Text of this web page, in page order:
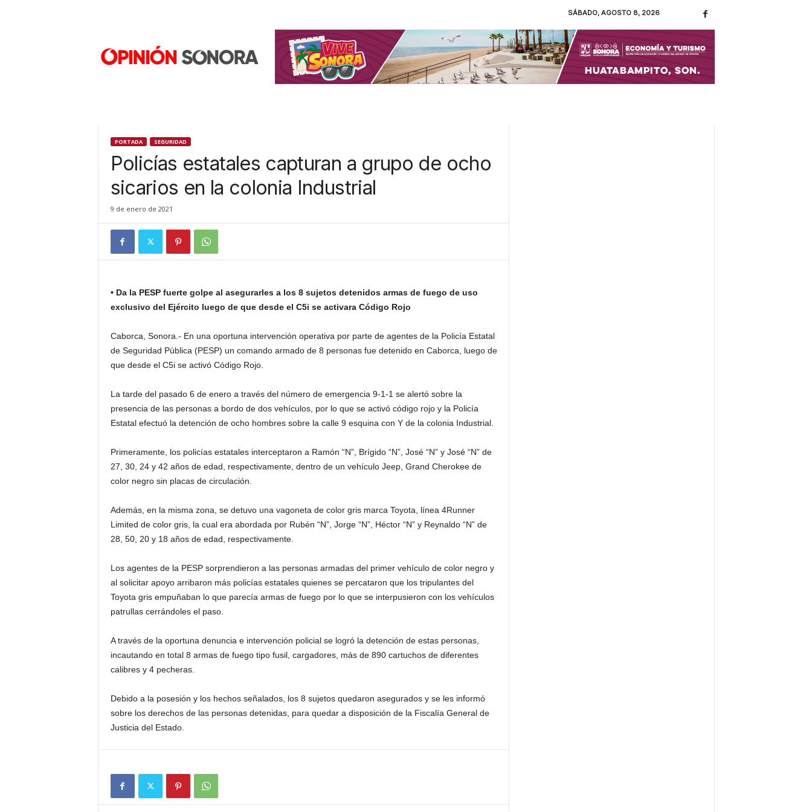
SÁBADO, AGOSTO 8, 2026
PORTADA SEGURIDAD
Policías estatales capturan a grupo de ocho
sicarios en la colonia Industrial
9 de enero de 2021
• Da la PESP fuerte golpe al asegurarles a los 8 sujetos detenidos armas de fuego de uso
exclusivo del Ejército luego de que desde el C5i se activara Código Rojo
Caborca, Sonora.- En una oportuna intervención operativa por parte de agentes de la Policía Estatal
de Seguridad Pública (PESP) un comando armado de 8 personas fue detenido en Caborca, luego de
que desde el C5i se activó Código Rojo.
La tarde del pasado 6 de enero a través del número de emergencia 9-1-1 se alertó sobre la
presencia de las personas a bordo de dos vehículos, por lo que se activó código rojo y la Policía
Estatal efectuó la detención de ocho hombres sobre la calle 9 esquina con Y de la colonia Industrial.
Primeramente, los policías estatales interceptaron a Ramón “N”, Brígido “N”, José “N” y José “N” de
27, 30, 24 y 42 años de edad, respectivamente, dentro de un vehículo Jeep, Grand Cherokee de
color negro sin placas de circulación.
Además, en la misma zona, se detuvo una vagoneta de color gris marca Toyota, línea 4Runner
Limited de color gris, la cual era abordada por Rubén “N”, Jorge “N”, Héctor “N” y Reynaldo “N” de
28, 50, 20 y 18 años de edad, respectivamente.
Los agentes de la PESP sorprendieron a las personas armadas del primer vehículo de color negro y
al solicitar apoyo arribaron más policías estatales quienes se percataron que los tripulantes del
Toyota gris empuñaban lo que parecía armas de fuego por lo que se interpusieron con los vehículos
patrullas cerrándoles el paso.
A través de la oportuna denuncia e intervención policial se logró la detención de estas personas,
incautando en total 8 armas de fuego tipo fusil, cargadores, más de 890 cartuchos de diferentes
calibres y 4 pecheras.
Debido a la posesión y los hechos señalados, los 8 sujetos quedaron asegurados y se les informó
sobre los derechos de las personas detenidas, para quedar a disposición de la Fiscalía General de
Justicia del Estado.